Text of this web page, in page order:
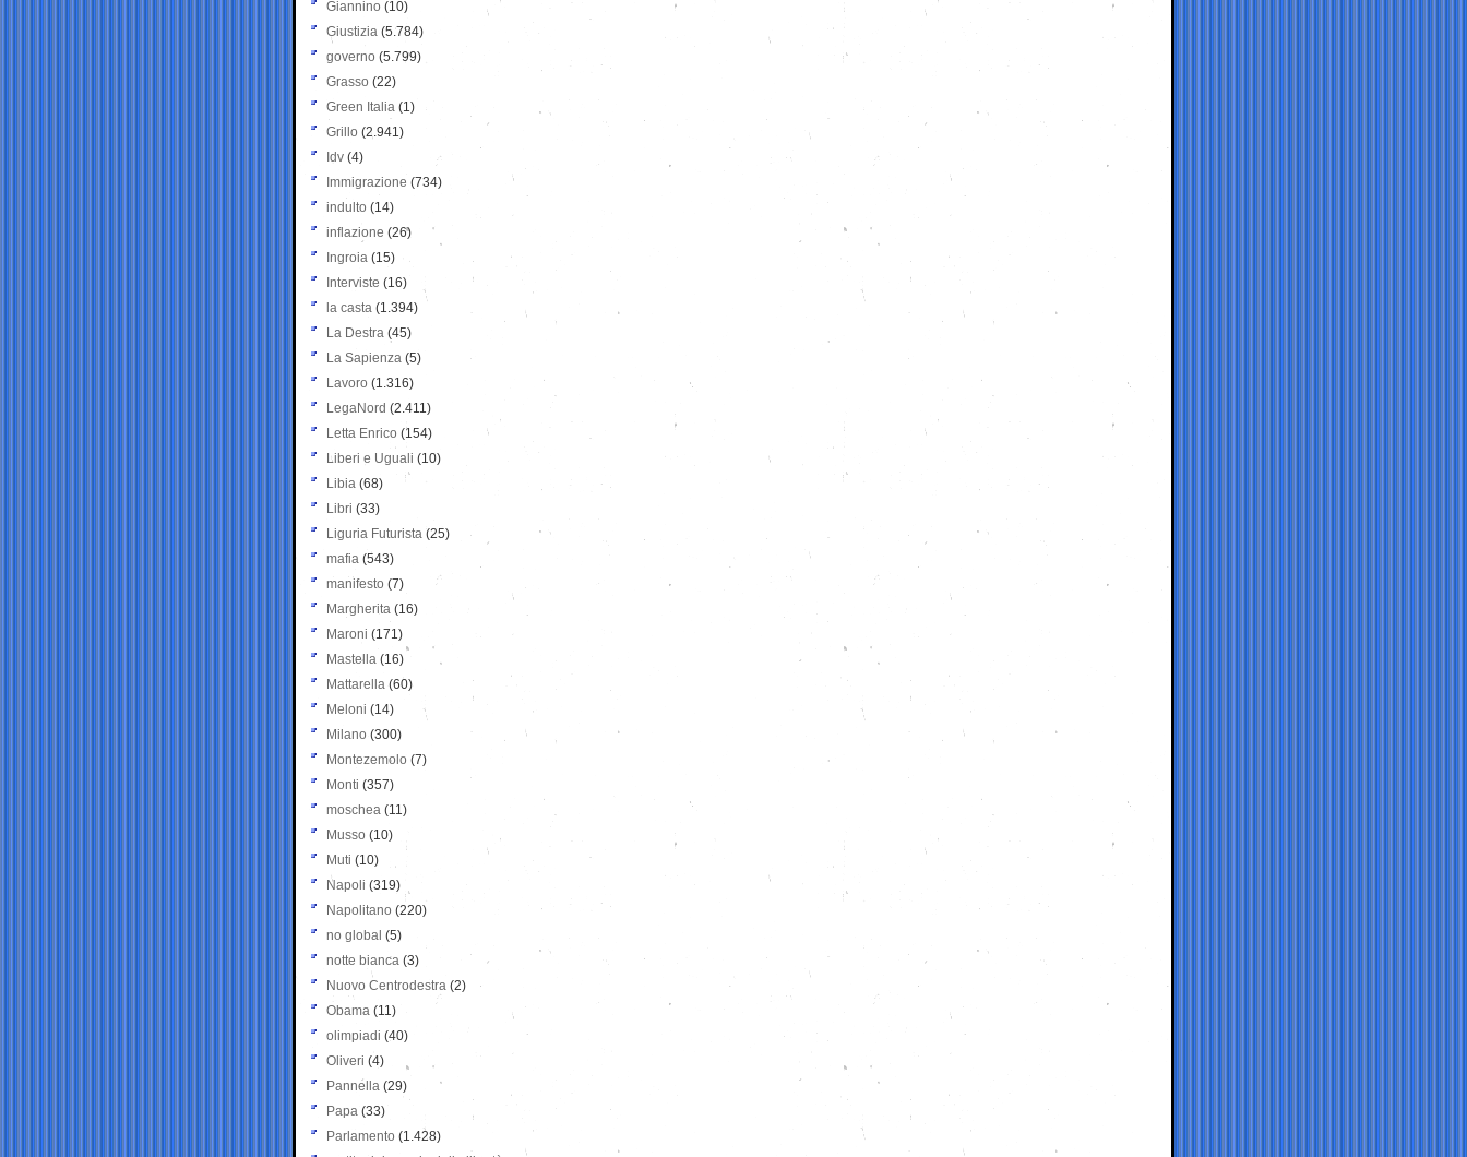
Giannino (10)
Giustizia (5.784)
governo (5.799)
Grasso (22)
Green Italia (1)
Grillo (2.941)
Idv (4)
Immigrazione (734)
indulto (14)
inflazione (26)
Ingroia (15)
Interviste (16)
la casta (1.394)
La Destra (45)
La Sapienza (5)
Lavoro (1.316)
LegaNord (2.411)
Letta Enrico (154)
Liberi e Uguali (10)
Libia (68)
Libri (33)
Liguria Futurista (25)
mafia (543)
manifesto (7)
Margherita (16)
Maroni (171)
Mastella (16)
Mattarella (60)
Meloni (14)
Milano (300)
Montezemolo (7)
Monti (357)
moschea (11)
Musso (10)
Muti (10)
Napoli (319)
Napolitano (220)
no global (5)
notte bianca (3)
Nuovo Centrodestra (2)
Obama (11)
olimpiadi (40)
Oliveri (4)
Pannella (29)
Papa (33)
Parlamento (1.428)